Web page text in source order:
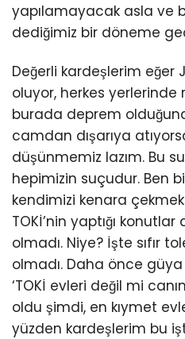
yapılamayacak asla ve
dediğimiz bir döneme
Değerli kardeşlerim eğer
oluyor, herkes
burada deprem
camdan dışarıya
düşünmemiz lazım. Bu
hepimizin suçudur. Ben
kendimizi kenara
TOKİ’nin yaptığı
olmadı. Niye? İşte sıfır
olmadı. Daha önce
‘TOKİ evleri değil mi
oldu şimdi, en kıymet
yüzden kardeşlerim bu